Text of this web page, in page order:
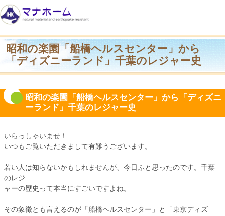
昭和の楽園「船橋ヘルスセンター」から
「ディズニーランド」千葉のレジャー史
昭和の楽園「船橋ヘルスセンター」から「ディズニ
ーランド」千葉のレジャー史
いらっしゃいませ！
いつもご覧いただきまして有難うございます。
若い人は知らないかもしれませんが、今日ふと思ったのです。千葉
のレジ
ャーの歴史って本当にすごいですよね。
その象徴とも言えるのが「船橋ヘルスセンター」と「東京ディズ